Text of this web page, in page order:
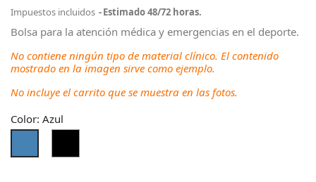
Impuestos incluidos Estimado 48/72 horas.
Bolsa para la atención médica y emergencias en el deporte.
No contiene ningún tipo de material clínico. El contenido
mostrado en la imagen sirve como ejemplo.
No incluye el carrito que se muestra en las fotos.
Color: Azul